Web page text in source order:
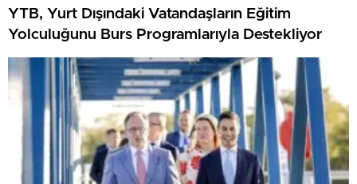
YTB, Yurt Dışındaki Vatandaşların Eğitim
Yolculuğunu Burs Programlarıyla Destekliyor